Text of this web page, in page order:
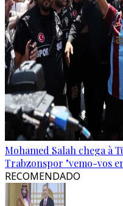
Mohamed Salah chega à
Trabzonspor "vemo-vos
RECOMENDADO